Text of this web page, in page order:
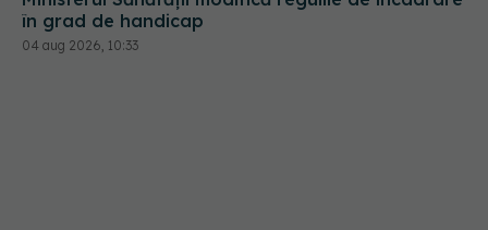
04 aug 2026, 10:33